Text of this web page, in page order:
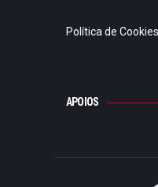
Política de Cookies
APOIOS